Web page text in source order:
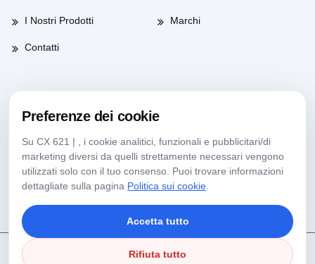
I Nostri Prodotti Marchi
Contatti
Orario di lavoro
Giorni feriali 08:00-17:30
Preferenze dei cookie
Su CX 621 | , i cookie analitici, funzionali e pubblicitari/di
marketing diversi da quelli strettamente necessari vengono
utilizzati solo con il tuo consenso. Puoi trovare informazioni
dettagliate sulla pagina Politica sui cookie
Accetta tutto
Rifiuta tutto